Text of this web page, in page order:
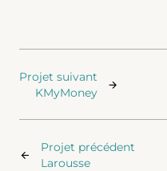
Projet précédent
Larousse
Projet suivant
KMyMoney